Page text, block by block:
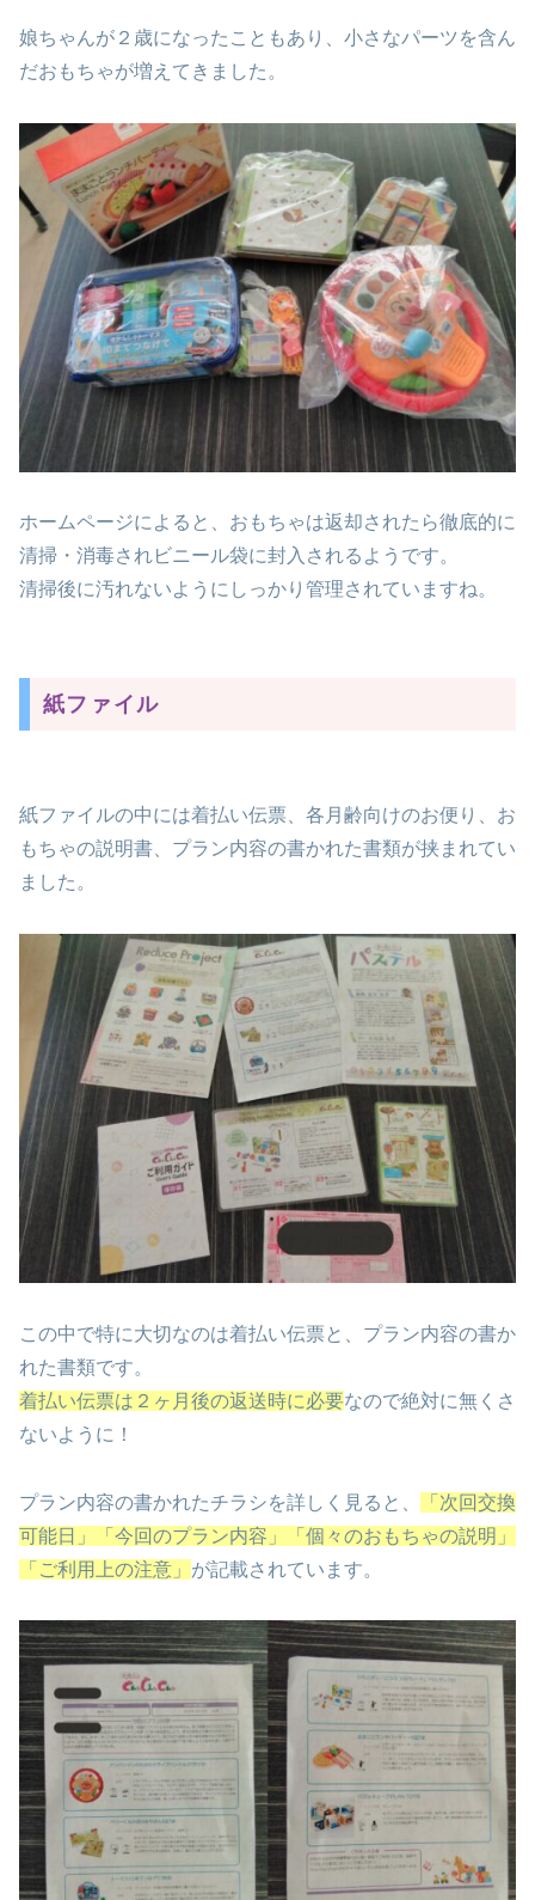
娘ちゃんが２歳になったこともあり、小さなパーツを含ん
だおもちゃが増えてきました。
ホームページによると、おもちゃは返却されたら徹底的に
清掃・消毒されビニール袋に封入されるようです。
清掃後に汚れないようにしっかり管理されていますね。
紙ファイル
紙ファイルの中には着払い伝票、各月齢向けのお便り、お
もちゃの説明書、プラン内容の書かれた書類が挟まれてい
ました。
この中で特に大切なのは着払い伝票と、プラン内容の書か
れた書類です。
着払い伝票は２ヶ月後の返送時に必要なので絶対に無くさ
ないように！
プラン内容の書かれたチラシを詳しく見ると、
「次回交換
可能日」「今回のプラン内容」「個々のおもちゃの説明」
「ご利用上の注意」 が記載されています。